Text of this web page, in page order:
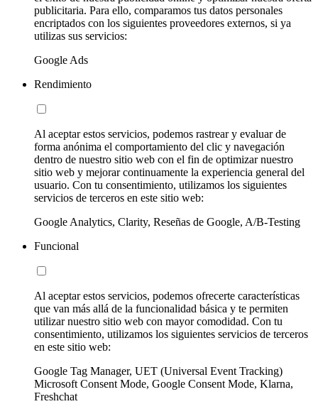
publicitaria. Para ello, comparamos tus datos personales
encriptados con los siguientes proveedores externos, si ya
utilizas sus servicios:
Google Ads
Rendimiento
Al aceptar estos servicios, podemos rastrear y evaluar de
forma anónima el comportamiento del clic y navegación
dentro de nuestro sitio web con el fin de optimizar nuestro
sitio web y mejorar continuamente la experiencia general del
usuario. Con tu consentimiento, utilizamos los siguientes
servicios de terceros en este sitio web:
Google Analytics, Clarity, Reseñas de Google, A/B-Testing
Funcional
Al aceptar estos servicios, podemos ofrecerte características
que van más allá de la funcionalidad básica y te permiten
utilizar nuestro sitio web con mayor comodidad. Con tu
consentimiento, utilizamos los siguientes servicios de terceros
en este sitio web:
Google Tag Manager, UET (Universal Event Tracking)
Microsoft Consent Mode, Google Consent Mode, Klarna,
Freshchat